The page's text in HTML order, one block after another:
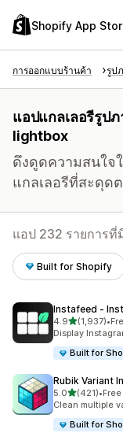
Shopify App
การออกแบบร้านค้า รูป
แอปแกลเลอรีรูป
lightbox
ดึงดูดความสนใจ
แกลเลอรีที่สะดุด
แอป 232 รายการที่
Built for Shopify
Instafeed ‑
4.9เต็ม 5 ดาว
(1,937)
ทั้งหมด 1937 รีวิว
•
Display
Built for
Rubik Variant
5.0เต็ม 5 ดาว
(421)
ทั้งหมด 421 รีวิว
•
Clean multiple
Built for